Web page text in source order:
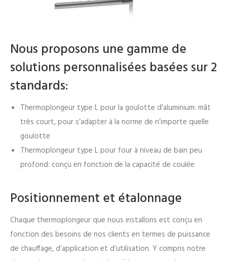
Nous proposons une gamme de
solutions personnalisées basées sur 2
standards:
Thermoplongeur type L pour la goulotte d’aluminium: mât
très court, pour s’adapter à la norme de n’importe quelle
goulotte
Thermoplongeur type L pour four à niveau de bain peu
profond: conçu en fonction de la capacité de coulée
Positionnement et étalonnage
Chaque thermoplongeur que nous installons est conçu en
fonction des besoins de nos clients en termes de puissance
de chauffage, d’application et d’utilisation. Y compris notre